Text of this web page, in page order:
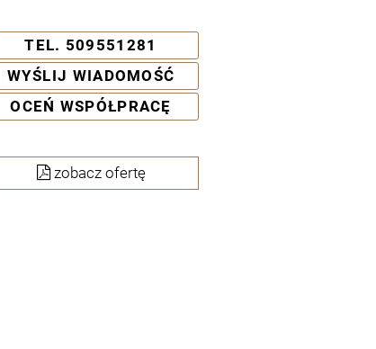
TEL. 509551281
WYŚLIJ WIADOMOŚĆ
OCEŃ WSPÓŁPRACĘ
zobacz ofertę